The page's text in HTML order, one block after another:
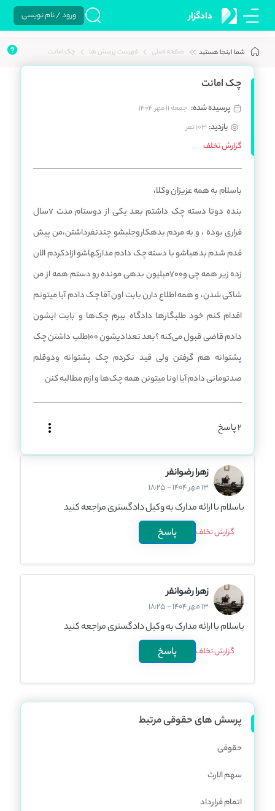
دادگزار ورود / نام نویسی
شما اینجا هستید صفحه اصلی فهرست پرسش ها چک امانت
چک امانت
پرسیده شده:جمعه 11 مهر 1404
بازدید:103 نفر
گزارش تخلف
باسلام به همه عزیزان وکلا،
بنده دوتا دسته چک داشتم بعد یکی از دوستام مدت 7سال
فراری بوده ، و به مردم بدهکاروجلبشو چندنفرداشتن،من پیش
قدم شدم بدهیاشو با دسته چک دادم مدارکهاشو ازادکردم الان
زده زیر همه چی و700مبلیون بدهی مونده رو دستم همه از من
شاکی شدن، و همه اطلاع دارن بابت اون آقا چک دادم آیا میتونم
اقدام کنم خود طلبگارها دادگاه ببرم چک‌ها و بابت ایشون
دادم قاضی قبول می‌کنه ؟بعد تعدادیشون 100طلب داشتن چک
پشتوانه هم گرفتن ولی قید نکردم چک پشتوانه ودوقلم
صدتومانی دادم آیا اونا میتونن همه چک‌ها و ازم مطالبه کنن
2 پاسخ
زهرا رضوانفر
13 مهر 1404 - 18:25
باسلام با ارائه مدارک به وکیل دادگستری مراجعه کنید
گزارش تخلف پاسخ
زهرا رضوانفر
13 مهر 1404 - 18:25
باسلام با ارائه مدارک به وکیل دادگستری مراجعه کنید
گزارش تخلف پاسخ
پرسش های حقوقی مرتبط
حقوقی
سهم الارث
اتمام قرارداد